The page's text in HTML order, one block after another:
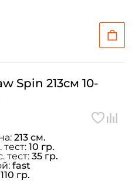
Spin 213см 10-
213 см.
10 гр.
тест: 35 гр.
fast
110 гр.